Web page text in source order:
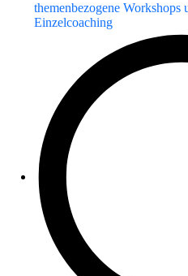
themenbezogene Workshops
Einzelcoaching